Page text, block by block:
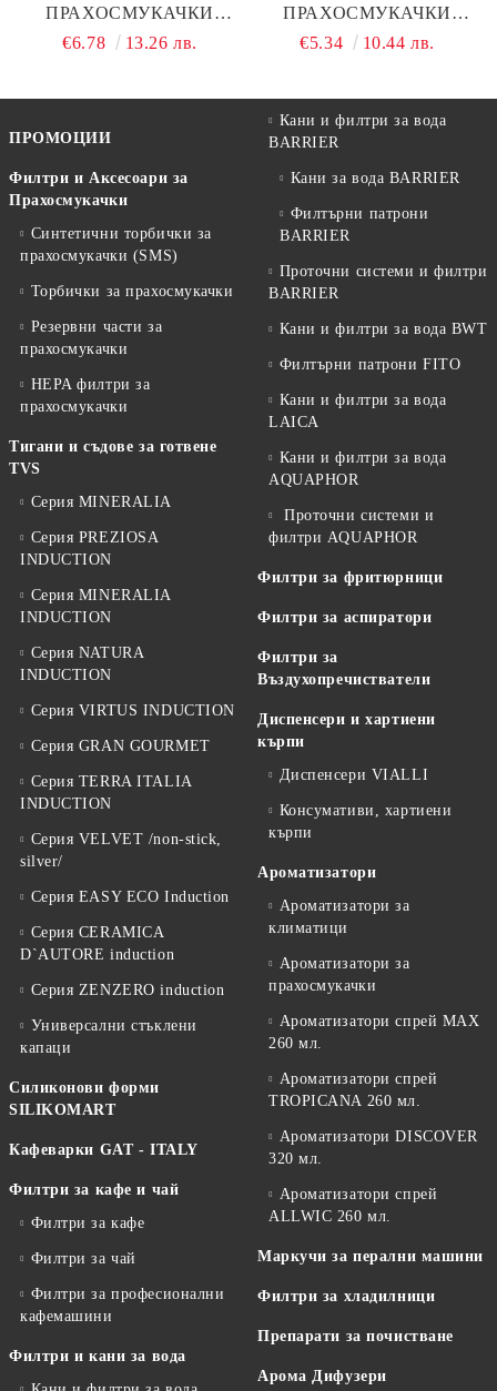
ПРАХОСМУКАЧКИ
НИТЕК, КОД Т138
€6.78 13.26 лв.
ПРАХОСМУКАЧКИ
НИТЕК, КОД Т607
€5.34 10.44 лв.
ПРОМОЦИИ
Филтри и Аксесоари за
Прахосмукачки
Синтетични торбички за
прахосмукачки (SMS)
Торбички за прахосмукачки
Резервни части за
прахосмукачки
HEPA филтри за
прахосмукачки
Тигани и съдове за готвене
TVS
Серия MINERALIA
Серия PREZIOSA
INDUCTION
Серия MINERALIA
INDUCTION
Серия NATURA
INDUCTION
Серия VIRTUS INDUCTION
Серия GRAN GOURMET
Серия TERRA ITALIA
INDUCTION
Серия VELVET /non-stick,
silver/
Серия EASY ECO Induction
Серия CERAMICA
D`AUTORE induction
Серия ZENZERO induction
Универсални стъклени
капаци
Силиконови форми
SILIKOMART
Кафеварки GAT - ITALY
Филтри за кафе и чай
Филтри за кафе
Филтри за чай
Филтри за професионални
кафемашини
Филтри и кани за вода
Кани и филтри за вода
BARRIER
Кани за вода BARRIER
Филтърни патрони
BARRIER
Проточни системи и филтри
BARRIER
Кани и филтри за вода BWT
Филтърни патрони FITO
Кани и филтри за вода
LAICA
Кани и филтри за вода
AQUAPHOR
Проточни системи и
филтри AQUAPHOR
Филтри за фритюрници
Филтри за аспиратори
Филтри за
Въздухопречистватели
Диспенсери и хартиени
кърпи
Диспенсери VIALLI
Консумативи, хартиени
кърпи
Ароматизатори
Ароматизатори за
климатици
Ароматизатори за
прахосмукачки
Ароматизатори спрей MAX
260 мл.
Ароматизатори спрей
TROPICANA 260 мл.
Ароматизатори DISCOVER
320 мл.
Ароматизатори спрей
ALLWIC 260 мл.
Маркучи за перални машини
Филтри за хладилници
Препарати за почистване
Арома Дифузери